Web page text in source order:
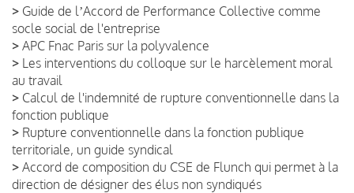
> Guide de lʼAccord de Performance Collective comme
socle social de l'entreprise
> APC Fnac Paris sur la polyvalence
> Les interventions du colloque sur le harcèlement moral
au travail
> Calcul de l'indemnité de rupture conventionnelle dans la
fonction publique
> Rupture conventionnelle dans la fonction publique
territoriale, un guide syndical
> Accord de composition du CSE de Flunch qui permet à la
direction de désigner des élus non syndiqués